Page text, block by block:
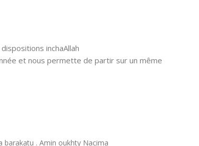
inchaAllah
et nous permette de partir sur un même
barakatu . Amin oukhty Nacima